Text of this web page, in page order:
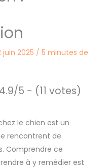
juin 2025 / 5 minutes de
4.9/5 - (11 votes)
le chien est un
rencontrent de
Comprendre ce
à y remédier est